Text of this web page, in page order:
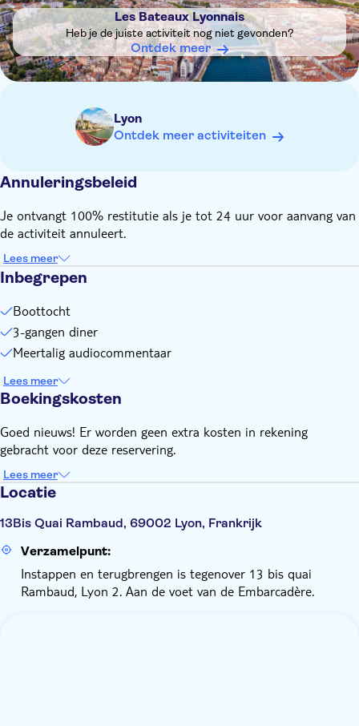
Drankjes en kaas zijn tegen betaling aan boord verkrijgbaar
Les Bateaux Lyonnais
Heb je de juiste activiteit nog niet gevonden?
Ontdek meer
Lyon
Ontdek meer activiteiten
Annuleringsbeleid
Je ontvangt 100% restitutie als je tot 24 uur voor aanvang van
de activiteit annuleert.
Lees meer
Inbegrepen
Boottocht
3-gangen diner
Meertalig audiocommentaar
Lees meer
Boekingskosten
Goed nieuws! Er worden geen extra kosten in rekening
gebracht voor deze reservering.
Lees meer
Locatie
13Bis Quai Rambaud, 69002 Lyon, Frankrijk
Verzamelpunt:
Instappen en terugbrengen is tegenover 13 bis quai
Rambaud, Lyon 2. Aan de voet van de Embarcadère.